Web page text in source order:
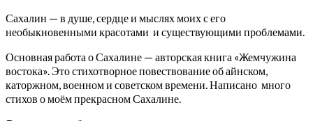
Сахалин — в душе, сердце и мыслях моих с его
необыкновенными красотами и существующими проблемами.
Основная работа о Сахалине — авторская книга «Жемчужина
востока». Это стихотворное повествование об айнском,
каторжном, военном и советском времени. Написано много
стихов о моём прекрасном Сахалине.